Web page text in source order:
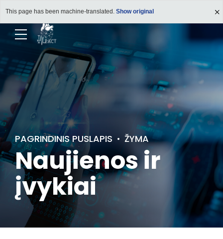
This page has been machine-translated. Show original
PAGRINDINIS PUSLAPIS ŽYMA
Naujienos ir
įvykiai